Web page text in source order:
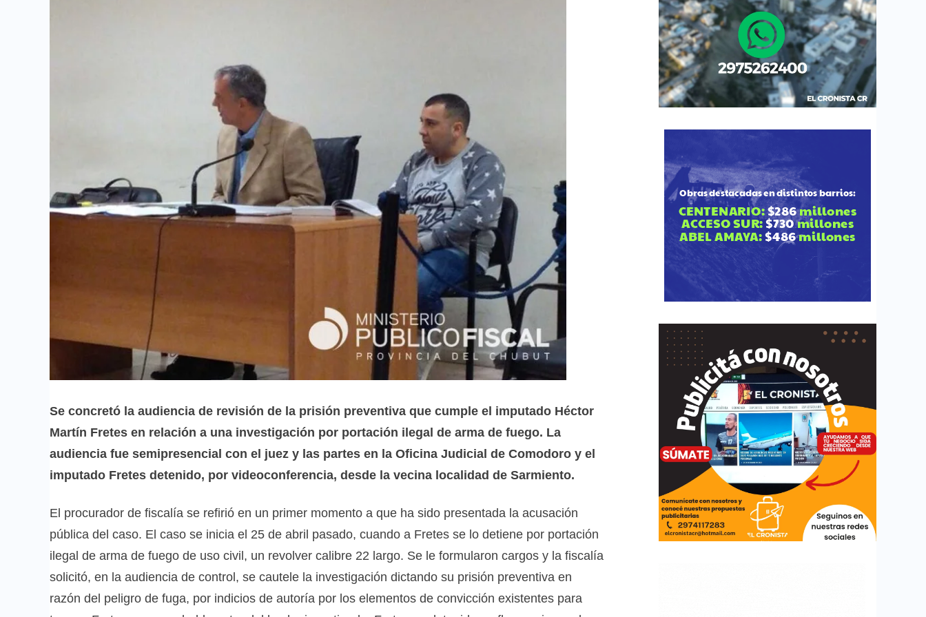
Se concretó la audiencia de revisión de la prisión preventiva que cumple el imputado Héctor
Martín Fretes en relación a una investigación por portación ilegal de arma de fuego. La
audiencia fue semipresencial con el juez y las partes en la Oficina Judicial de Comodoro y el
imputado Fretes detenido, por videoconferencia, desde la vecina localidad de Sarmiento.
El procurador de fiscalía se refirió en un primer momento a que ha sido presentada la acusación
pública del caso. El caso se inicia el 25 de abril pasado, cuando a Fretes se lo detiene por portación
ilegal de arma de fuego de uso civil, un revolver calibre 22 largo. Se le formularon cargos y la fiscalía
solicitó, en la audiencia de control, se cautele la investigación dictando su prisión preventiva en
razón del peligro de fuga, por indicios de autoría por los elementos de convicción existentes para